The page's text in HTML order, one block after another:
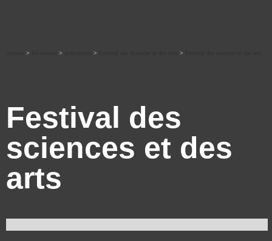
> > > >
Festival des
sciences et des
arts